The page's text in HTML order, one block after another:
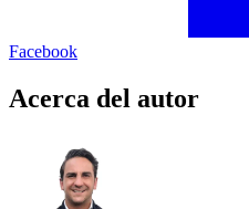
Facebook
Acerca del autor